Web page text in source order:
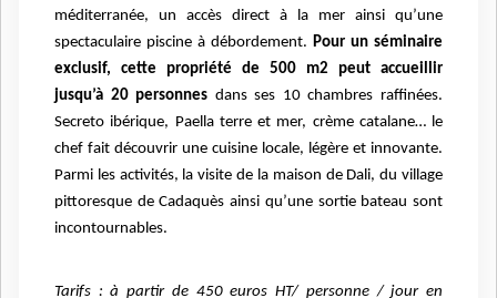
méditerranée, un accès direct à la mer ainsi qu’une
spectaculaire piscine à débordement. Pour un séminaire
exclusif, cette propriété de 500 m2 peut accueillir
jusqu’à 20 personnes dans ses 10 chambres raffinées.
Secreto ibérique, Paella terre et mer, crème catalane… le
chef fait découvrir une cuisine locale, légère et innovante.
Parmi les activités, la visite de la maison de Dali, du village
pittoresque de Cadaquès ainsi qu’une sortie bateau sont
incontournables.
Tarifs : à partir de 450 euros HT/ personne / jour en